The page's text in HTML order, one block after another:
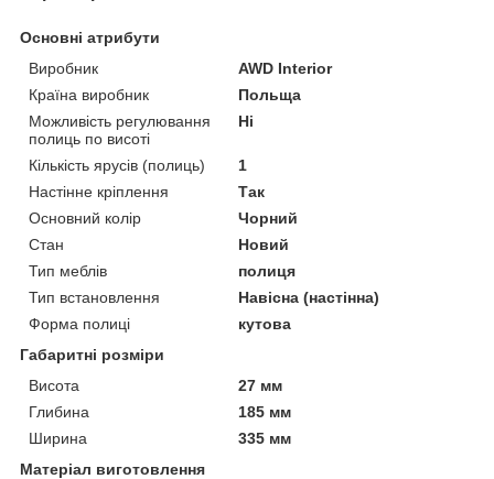
Основні атрибути
Виробник
AWD Interior
Країна виробник
Польща
Можливість регулювання
полиць по висоті
Ні
Кількість ярусів (полиць)
1
Настінне кріплення
Так
Основний колір
Чорний
Стан
Новий
Тип меблів
полиця
Тип встановлення
Навісна (настінна)
Форма полиці
кутова
Габаритні розміри
Висота
27 мм
Глибина
185 мм
Ширина
335 мм
Матеріал виготовлення